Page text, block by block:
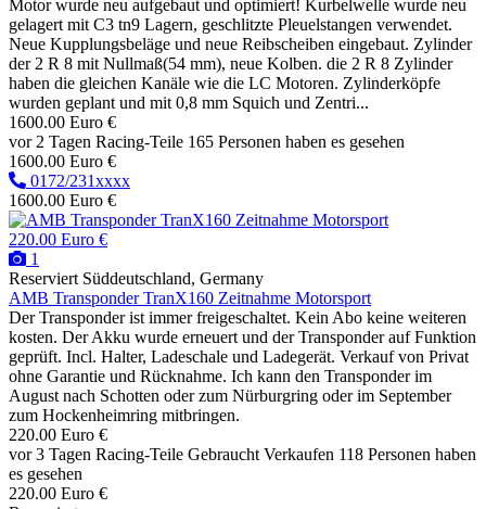
Motor wurde neu aufgebaut und optimiert! Kurbelwelle wurde neu
gelagert mit C3 tn9 Lagern, geschlitzte Pleuelstangen verwendet.
Neue Kupplungsbeläge und neue Reibscheiben eingebaut. Zylinder
der 2 R 8 mit Nullmaß(54 mm), neue Kolben. die 2 R 8 Zylinder
haben die gleichen Kanäle wie die LC Motoren. Zylinderköpfe
wurden geplant und mit 0,8 mm Squich und Zentri...
1600.00 Euro €
vor 2 Tagen Racing-Teile 165 Personen haben es gesehen
1600.00 Euro €
0172/231xxxx
1600.00 Euro €
220.00 Euro €
1
Reserviert Süddeutschland, Germany
AMB Transponder TranX160 Zeitnahme Motorsport
Der Transponder ist immer freigeschaltet. Kein Abo keine weiteren
kosten. Der Akku wurde erneuert und der Transponder auf Funktion
geprüft. Incl. Halter, Ladeschale und Ladegerät. Verkauf von Privat
ohne Garantie und Rücknahme. Ich kann den Transponder im
August nach Schotten oder zum Nürburgring oder im September
zum Hockenheimring mitbringen.
220.00 Euro €
vor 3 Tagen Racing-Teile Gebraucht Verkaufen 118 Personen haben
es gesehen
220.00 Euro €